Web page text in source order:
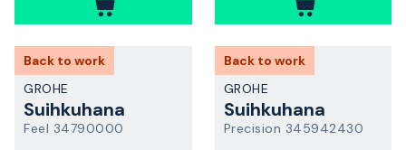
Back to work
GROHE
Suihkuhana
Feel 34790000
Back to work
GROHE
Suihkuhana
Precision 345942430